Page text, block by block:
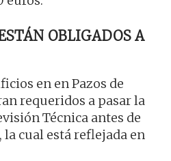
OBLIGADOS A
en en Pazos de
requeridos a pasar la
Técnica antes de
la cual está reflejada en